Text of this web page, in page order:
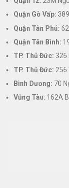
Quận Gò Vấp:
Quận Tân Phú:
Quận Tân Bình:
TP. Thủ Đức: 326
TP. Thủ Đức: 256
Bình Dương: 70
Vũng Tàu: 162A